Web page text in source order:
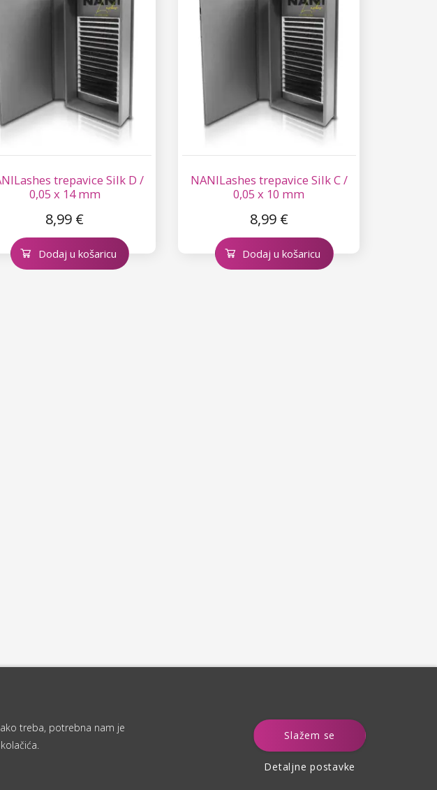
treba, potrebna nam je
Slažem se
Detaljne postavke
trepavice Silk D /
0,05 x 14 mm
8,99 €
Dodaj u košaricu
NANILashes trepavice Silk C /
0,05 x 10 mm
8,99 €
Dodaj u košaricu